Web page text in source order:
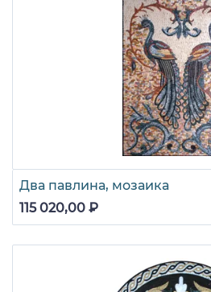
Два павлина, мозаика
115 020,00 ₽